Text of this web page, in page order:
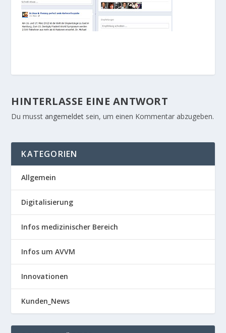
HINTERLASSE EINE ANTWORT
Du musstangemeldet sein, um einen Kommentar abzugeben.
KATEGORIEN
Allgemein
Digitalisierung
Infos medizinischer Bereich
Infos um AVVM
Innovationen
Kunden_News